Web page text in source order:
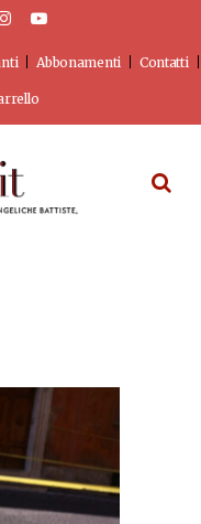
Abbonamenti Contatti